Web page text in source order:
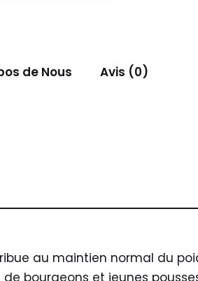
de Nous Avis (0)
au maintien normal du
bourgeons et jeunes